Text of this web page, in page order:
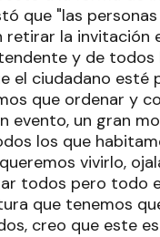
que "las
retirar la invitación
y de todos
el ciudadano esté
que ordenar y
evento, un gran
los que
vivirlo,
todos pero todo
que tenemos
creo que este